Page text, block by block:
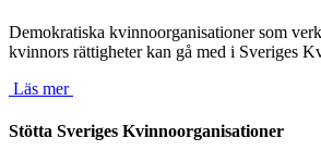
Demokratiska kvinnoorganisationer som
kvinnors rättigheter kan gå med i Sveriges
Läs mer
Stötta Sveriges Kvinnoorganisationer